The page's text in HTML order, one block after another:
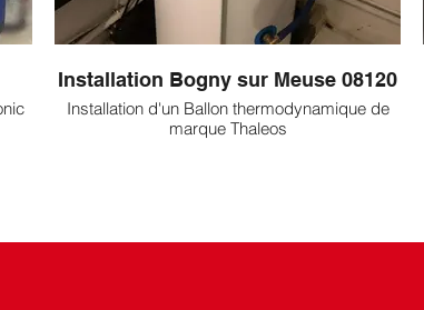
Installation Bogny sur Meuse 08120
Installation d'un Ballon thermodynamique de
marque Thaleos